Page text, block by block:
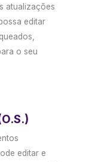
atualizações
editar
o seu
editar e